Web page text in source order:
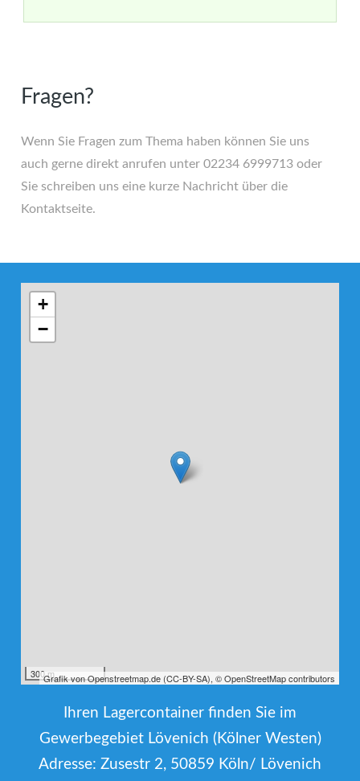
Fragen?
Wenn Sie Fragen zum Thema haben können Sie uns
auch gerne direkt anrufen unter 02234 6999713 oder
Sie schreiben uns eine kurze Nachricht über die
Kontaktseite.
+
−
300 mGrafik vonOpenstreetmap.de (CC-BY-SA), © OpenStreetMap contributors
Ihren Lagercontainer finden Sie im
Gewerbegebiet Lövenich (Kölner Westen)
Adresse: Zusestr 2, 50859 Köln/ Lövenich